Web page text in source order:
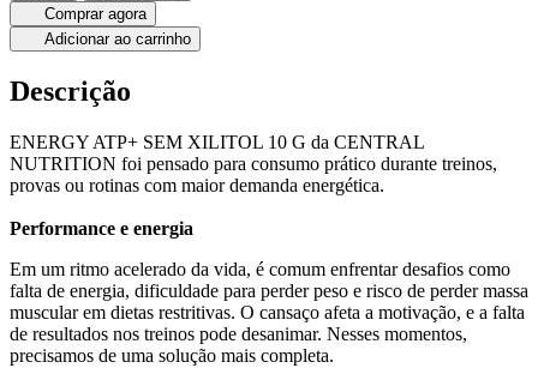
Comprar agora
Adicionar ao carrinho
Descrição
ENERGY ATP+ SEM XILITOL 10 G da CENTRAL
NUTRITION foi pensado para consumo prático durante treinos,
provas ou rotinas com maior demanda energética.
Performance e energia
Em um ritmo acelerado da vida, é comum enfrentar desafios como
falta de energia, dificuldade para perder peso e risco de perder massa
muscular em dietas restritivas. O cansaço afeta a motivação, e a falta
de resultados nos treinos pode desanimar. Nesses momentos,
precisamos de uma solução mais completa.